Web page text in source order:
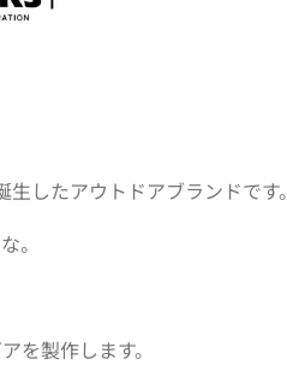
したアウトドアブランドです。
。
を製作します。